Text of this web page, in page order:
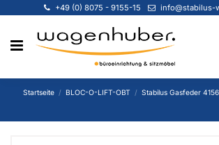
+49 (0) 8075 - 9155-15 info@stabilus-
Startseite BLOC-O-LIFT-OBT
Stabilus Gasfeder